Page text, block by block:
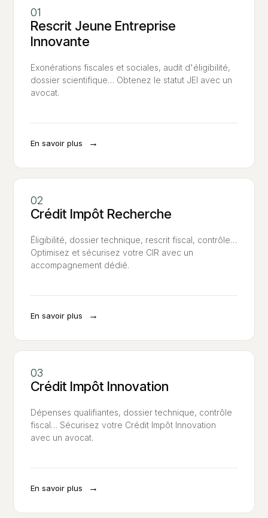
Rescrit Jeune Entreprise
Innovante
Exonérations fiscales et sociales, audit d'éligibilité,
dossier scientifique… Obtenez le statut JEI avec un
avocat.
En savoir plus →
Crédit Impôt Recherche
Éligibilité, dossier technique, rescrit fiscal, contrôle…
Optimisez et sécurisez votre CIR avec un
accompagnement dédié.
En savoir plus →
Crédit Impôt Innovation
Dépenses qualifiantes, dossier technique, contrôle
fiscal… Sécurisez votre Crédit Impôt Innovation
avec un avocat.
En savoir plus →